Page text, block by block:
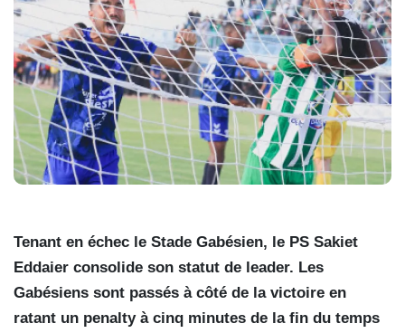
Tenant en échec le Stade Gabésien, le PS Sakiet
Eddaier consolide son statut de leader. Les
Gabésiens sont passés à côté de la victoire en
ratant un penalty à cinq minutes de la fin du temps